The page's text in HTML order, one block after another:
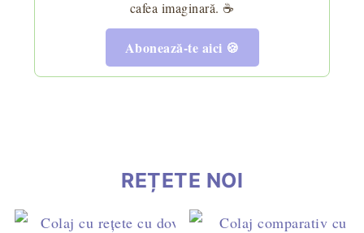
cafea imaginară. ☕
Abonează-te aici 🍪
REȚETE NOI